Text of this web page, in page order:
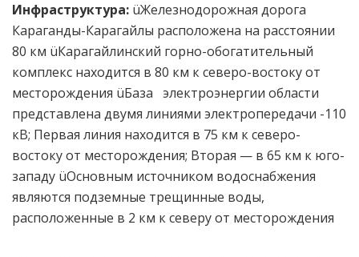
Инфраструктура: üЖелезнодорожная дорога
Караганды-Карагайлы расположена на расстоянии
80 км üКарагайлинский горно-обогатительный
комплекс находится в 80 км к северо-востоку от
месторождения üБаза электроэнергии области
представлена ​​двумя линиями электропередачи -110
кВ; Первая линия находится в 75 км к северо-
востоку от месторождения; Вторая — в 65 км к юго-
западу üОсновным источником водоснабжения
являются подземные трещинные воды,
расположенные в 2 км к северу от месторождения